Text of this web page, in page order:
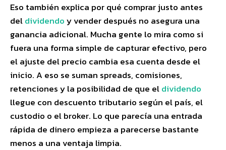
Eso también explica por qué comprar justo antes
deldividendoy vender después no asegura una
ganancia adicional. Mucha gente lo mira como si
fuera una forma simple de capturar efectivo, pero
el ajuste del precio cambia esa cuenta desde el
inicio. A eso se suman spreads, comisiones,
retenciones y la posibilidad de que eldividendo
llegue con descuento tributario según el país, el
custodio o el broker. Lo que parecía una entrada
rápida de dinero empieza a parecerse bastante
menos a una ventaja limpia.